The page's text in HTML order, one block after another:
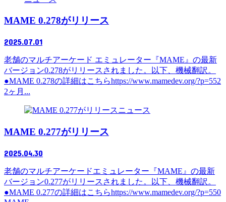
MAME 0.278がリリース
2025.07.01
老舗のマルチアーケード エミュレーター『MAME』の最新
バージョン0.278がリリースされました。以下、機械翻訳。
●MAME 0.278の詳細はこちらhttps://www.mamedev.org/?p=552
2ヶ月...
ニュース
MAME 0.277がリリース
2025.04.30
老舗のマルチアーケードエミュレーター『MAME』の最新
バージョン0.277がリリースされました。以下、機械翻訳。
●MAME 0.277の詳細はこちらhttps://www.mamedev.org/?p=550